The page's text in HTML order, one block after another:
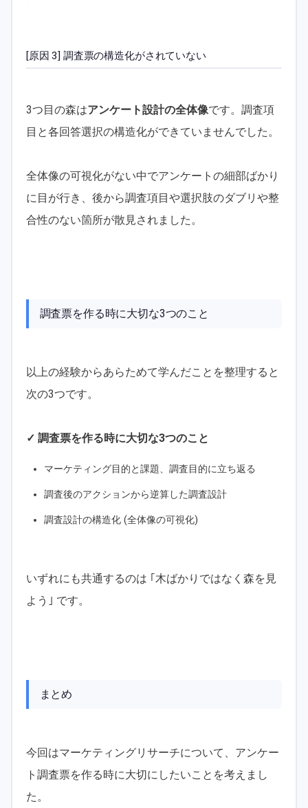
[原因 3] 調査票の構造化がされていない
3つ目の森はアンケート設計の全体像です。調査項
目と各回答選択の構造化ができていませんでした。
全体像の可視化がない中でアンケートの細部ばかり
に目が行き、後から調査項目や選択肢のダブリや整
合性のない箇所が散見されました。
調査票を作る時に大切な3つのこと
以上の経験からあらためて学んだことを整理すると
次の3つです。
✓ 調査票を作る時に大切な3つのこと
マーケティング目的と課題、調査目的に立ち返る
調査後のアクションから逆算した調査設計
調査設計の構造化 (全体像の可視化)
いずれにも共通するのは ｢木ばかりではなく森を見
よう｣ です。
まとめ
今回はマーケティングリサーチについて、アンケー
ト調査票を作る時に大切にしたいことを考えまし
た。